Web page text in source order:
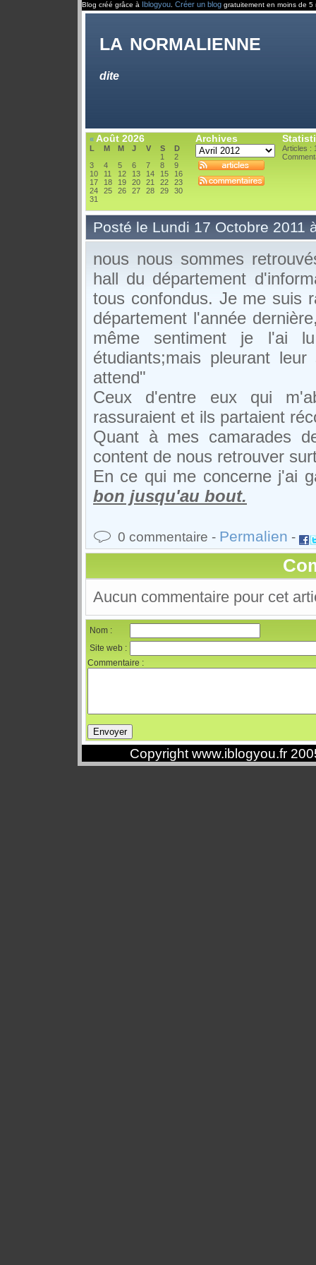
Blog créé grâce à Iblogyou Créer un blog gratuitement en moins de 5
la normalienne
dite
« Août 2026
L M M J V S
D
1
2
3
4 5 6 7 8
9
10
11 12 13 14 15
16
17
18 19 20 21 22
23
24
25 26 27 28 29
30
31
Archives
Articles :
Posté le Lundi 17 Octobre 2011
nous nous sommes
hall du département
tous confondus. Je me suis
département l'année
même sentiment je l'ai
étudiants;mais pleurant
attend"
Ceux d'entre eux qui
rassuraient et ils partaient
Quant à mes camarades
content de nous retrouver
En ce qui me concerne j'ai
bon jusqu'au bout.
0 commentaire - Permalien -
Aucun commentaire pour cet
Nom :
Site web :
Commentaire :
Copyright www.iblogyou.fr